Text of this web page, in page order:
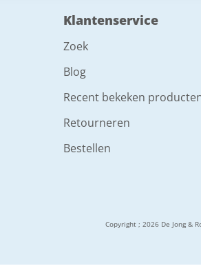
Klantenservice
Zoek
Blog
Recent bekeken
Retourneren
Bestellen
Copyright ; 2026 De Jong &